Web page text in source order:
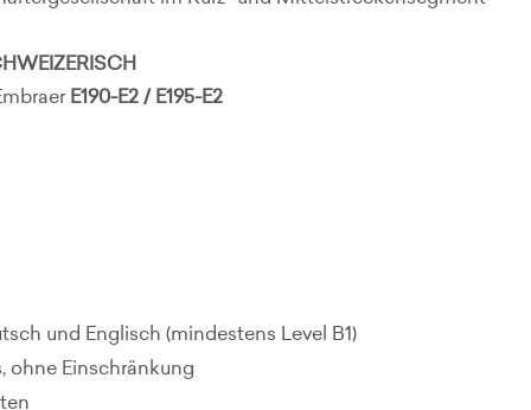
E190-E2 / E195-E2
und Englisch (mindestens Level B1)
ohne Einschränkung